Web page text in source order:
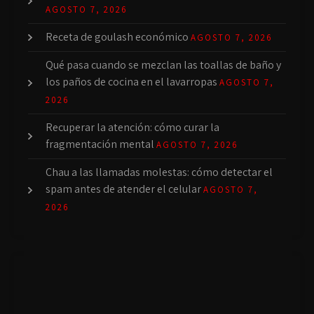
AGOSTO 7, 2026
Receta de goulash económico AGOSTO 7, 2026
Qué pasa cuando se mezclan las toallas de baño y
los paños de cocina en el lavarropas AGOSTO 7,
2026
Recuperar la atención: cómo curar la
fragmentación mental AGOSTO 7, 2026
Chau a las llamadas molestas: cómo detectar el
spam antes de atender el celularAGOSTO 7,
2026